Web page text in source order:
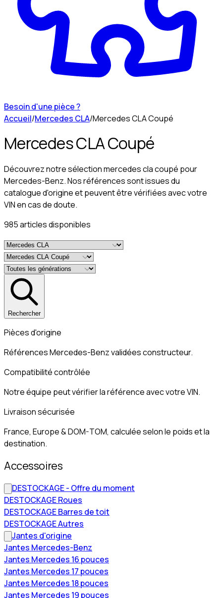
Besoin d'une pièce ?
Accueil/Mercedes CLA/Mercedes CLA Coupé
Mercedes CLA Coupé
Découvrez notre sélection mercedes cla coupé pour
Mercedes-Benz. Nos références sont issues du
catalogue d'origine et peuvent être vérifiées avec votre
VIN en cas de doute.
985articlesdisponibles
Rechercher
Pièces d'origine
Références Mercedes-Benz validées constructeur.
Compatibilité contrôlée
Notre équipe peut vérifier la référence avec votre VIN.
Livraison sécurisée
France, Europe & DOM-TOM, calculée selon le poids et la
destination.
Accessoires
DESTOCKAGE - Offre du moment
DESTOCKAGE Roues
DESTOCKAGE Barres de toit
DESTOCKAGE Autres
Jantes d'origine
Jantes Mercedes-Benz
Jantes Mercedes 16 pouces
Jantes Mercedes 17 pouces
Jantes Mercedes 18 pouces
Jantes Mercedes 19 pouces